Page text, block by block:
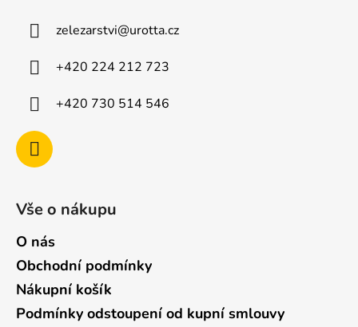
zelezarstvi@urotta.cz
+420 224 212 723
+420 730 514 546
Vše o nákupu
O nás
Obchodní podmínky
Nákupní košík
Podmínky odstoupení od kupní smlouvy